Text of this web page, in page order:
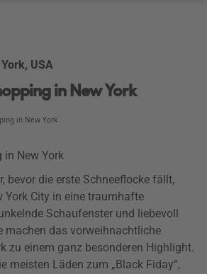
USA
in New York
in New York
bevor die erste Schneeflocke fällt,
York City in eine traumhafte
Schaufenster und liebevoll
machen das vorweihnachtliche
zu einem ganz besonderen Highlight.
meisten Läden zum „Black Fiday“,